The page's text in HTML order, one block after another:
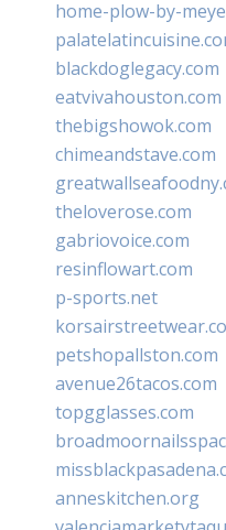
home-plow-by-
blackdoglegacy.com
eatvivahouston.com
thebigshowok.com
chimeandstave.com
theloverose.com
gabriovoice.com
resinflowart.com
p-sports.net
petshopallston.com
avenue26tacos.com
topgglasses.com
anneskitchen.org